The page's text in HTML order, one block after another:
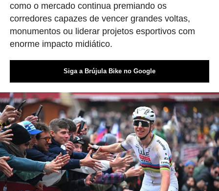
como o mercado continua premiando os
corredores capazes de vencer grandes voltas,
monumentos ou liderar projetos esportivos com
enorme impacto midiático.
Siga a Brújula Bike no Google